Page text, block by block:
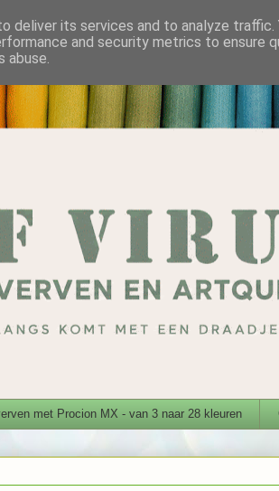
met Procion MX - van 3 naar 28 kleuren
deliver its services and to analyze traffic.
and security metrics to ensure
abuse.